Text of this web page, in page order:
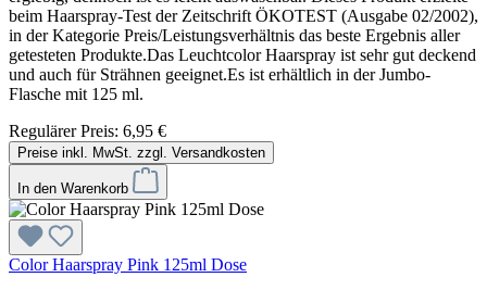
beim Haarspray-Test der Zeitschrift ÖKOTEST (Ausgabe 02/2002),
in der Kategorie Preis/Leistungsverhältnis das beste Ergebnis aller
getesteten Produkte.Das Leuchtcolor Haarspray ist sehr gut deckend
und auch für Strähnen geeignet.Es ist erhältlich in der Jumbo-
Flasche mit 125 ml.
Regulärer Preis: 6,95 €
Preise inkl. MwSt. zzgl. Versandkosten
In den Warenkorb
Color Haarspray Pink 125ml Dose